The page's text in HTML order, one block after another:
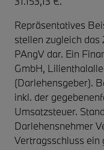
Repräsentatives
stellen zugleich das
PAngV dar. Ein
GmbH,
(Darlehensgeber).
inkl. der
Umsatzsteuer.
Darlehensnehmer
Vertragsschluss ein